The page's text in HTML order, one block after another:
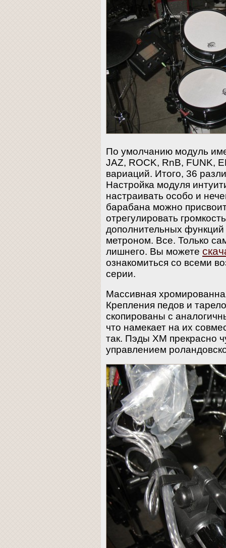
По умолчанию модуль
JAZ, ROCK, RnB, FUNK,
вариаций. Итого, 36
Настройка модуля
настраивать особо и
барабана можно
отрегулировать
дополнительных функций
метроном. Все. Только
лишнего. Вы можете
ознакомиться со всеми
серии.
Массивная
Крепления педов и
скопированы с
что намекает на их
так. Пэды XM прекрасно
управлением